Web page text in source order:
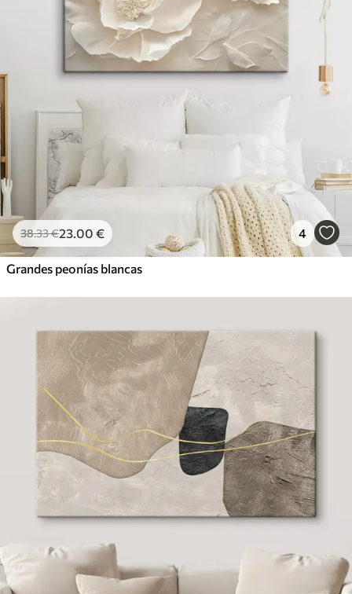
38.33€23.00 € 4
Grandes peonías blancas